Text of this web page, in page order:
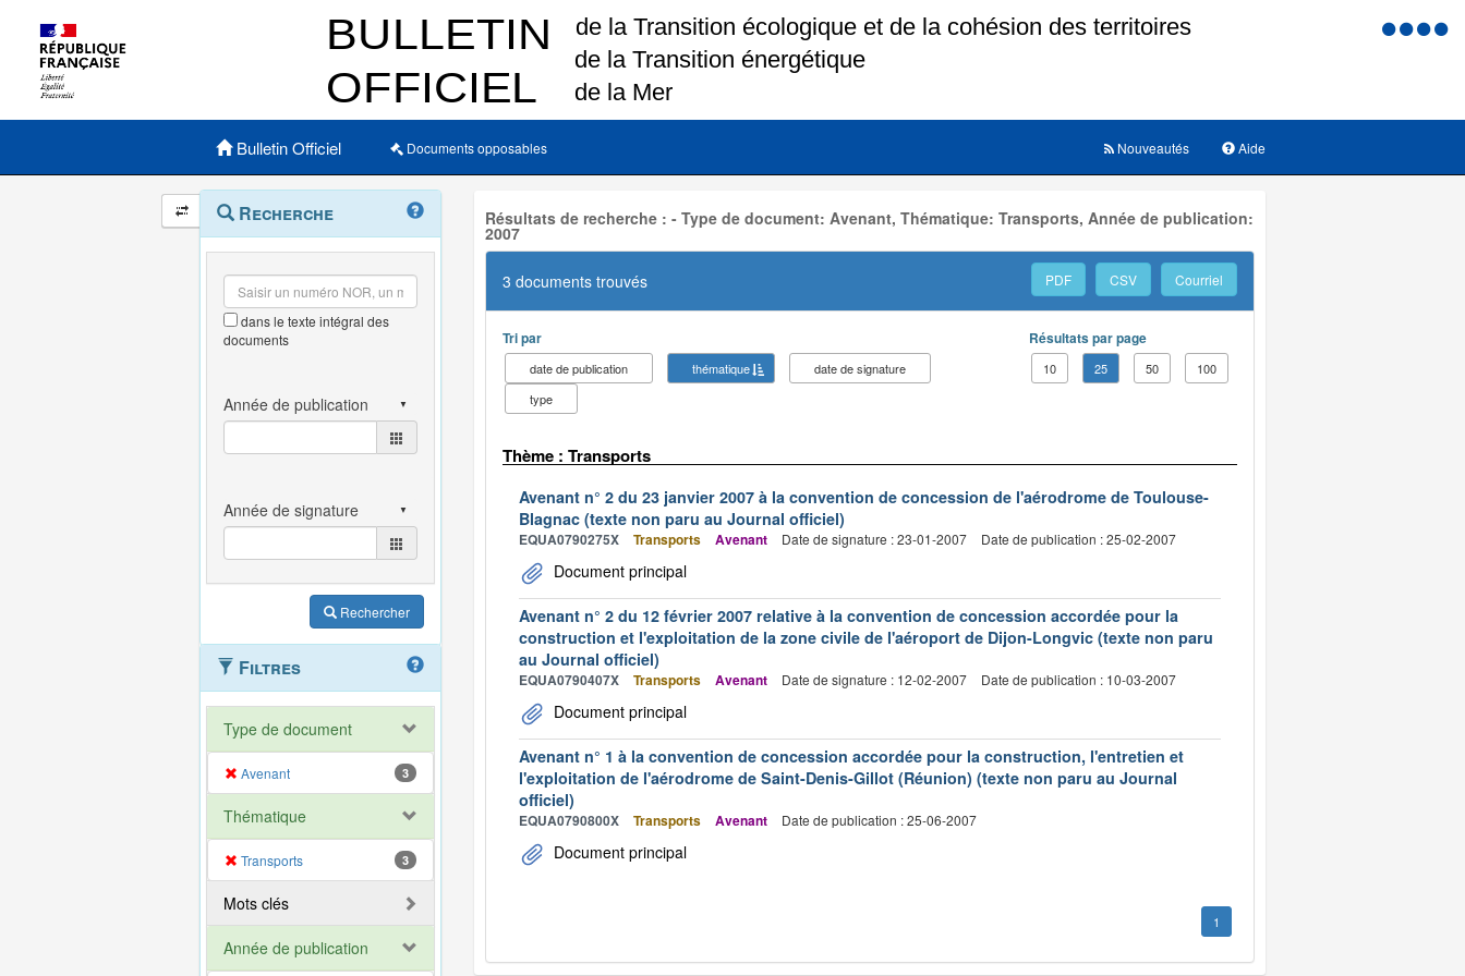
Menu
Menu principal
Bulletin Officiel Documents opposables Aide
Nouveautés
Navigation
et
outils
annexes
Menu
contextuel
Recherche
dans le texte intégral des
documents
Rechercher
Filtres
Type de document
Avenant 3
Thématique
Transports 3
Mots clés
Année de publication
Résultats de recherche : - Type de document: Avenant, Thématique: Transports, Année de publication:
2007
3 documents trouvés PDF CSV Courriel
Tri par
date de publication thématique
date de signature
type
Résultats par page
10 25 50 100
Thème : Transports
Avenant n° 2 du 23 janvier 2007 à la convention de concession de l'aérodrome de Toulouse-
Blagnac (texte non paru au Journal officiel)
EQUA0790275X Transports Avenant Date de signature : 23-01-2007 Date de publication : 25-02-2007
Document principal
Avenant n° 2 du 12 février 2007 relative à la convention de concession accordée pour la
construction et l'exploitation de la zone civile de l'aéroport de Dijon-Longvic (texte non paru
au Journal officiel)
EQUA0790407X Transports Avenant Date de signature : 12-02-2007 Date de publication : 10-03-2007
Document principal
Avenant n° 1 à la convention de concession accordée pour la construction, l'entretien et
l'exploitation de l'aérodrome de Saint-Denis-Gillot (Réunion) (texte non paru au Journal
officiel)
EQUA0790800X Transports Avenant Date de publication : 25-06-2007
Document principal
1